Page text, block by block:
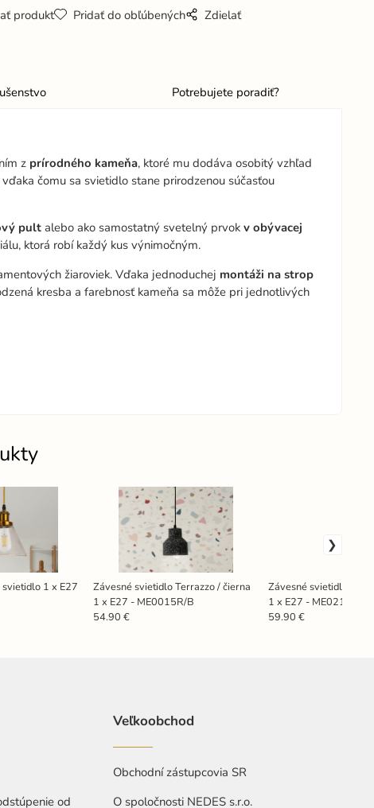
produkt Pridať do obľúbených Zdielať
Potrebujete poradiť?
zprírodného kameňa, ktoré mu dodáva osobitý vzhľad
čomu sa svietidlo stane prirodzenou súčasťou
pultalebo ako samostatný svetelný prvok v obývacej
ktorá robí každý kus výnimočným.
žiaroviek. Vďaka jednoduchej montáži na strop
kresba a farebnosť kameňa sa môže pri jednotlivých
1 x E27
Závesné svietidlo Terrazzo / čierna
1 x E27 - ME0015R/B
54.90 €
Závesné svietidlo
1 x E27 - ME0214R/BL
59.90 €
od
Veľkoobchod
Obchodní zástupcovia SR
O spoločnosti NEDES s.r.o.